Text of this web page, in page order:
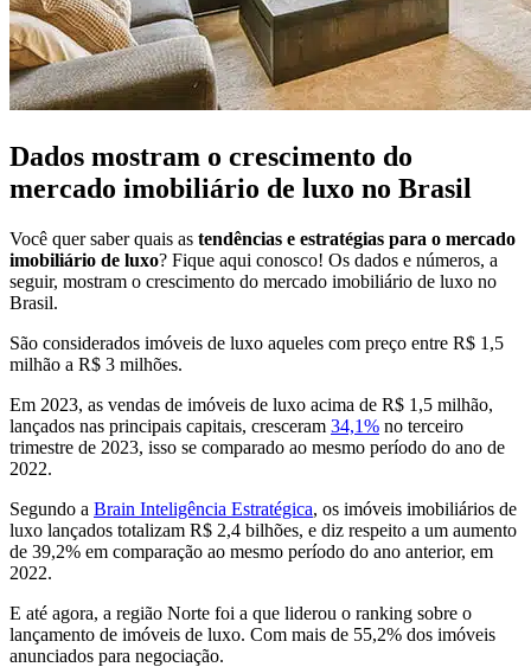
Dados mostram o crescimento do
mercado imobiliário de luxo no Brasil
Você quer saber quais as tendências e estratégias para o mercado
imobiliário de luxo? Fique aqui conosco! Os dados e números, a
seguir, mostram o crescimento do mercado imobiliário de luxo no
Brasil.
São considerados imóveis de luxo aqueles com preço entre R$ 1,5
milhão a R$ 3 milhões.
Em 2023, as vendas de imóveis de luxo acima de R$ 1,5 milhão,
lançados nas principais capitais, cresceram 34,1% no terceiro
trimestre de 2023, isso se comparado ao mesmo período do ano de
2022.
Segundo a Brain Inteligência Estratégica, os imóveis imobiliários de
luxo lançados totalizam R$ 2,4 bilhões, e diz respeito a um aumento
de 39,2% em comparação ao mesmo período do ano anterior, em
2022.
E até agora, a região Norte foi a que liderou o ranking sobre o
lançamento de imóveis de luxo. Com mais de 55,2% dos imóveis
anunciados para negociação.